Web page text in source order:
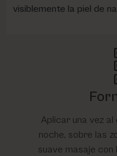
visiblemente la piel de
Aplicar una vez
noche, sobre las
suave masaje